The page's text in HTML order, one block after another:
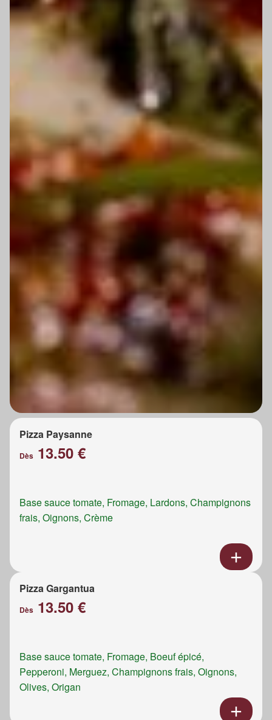
Pizza Paysanne
Dès 13.50 €
Base sauce tomate, Fromage, Lardons, Champignons
frais, Oignons, Crème
Pizza Gargantua
Dès 13.50 €
Base sauce tomate, Fromage, Boeuf épicé,
Pepperoni, Merguez, Champignons frais, Oignons,
Olives, Origan